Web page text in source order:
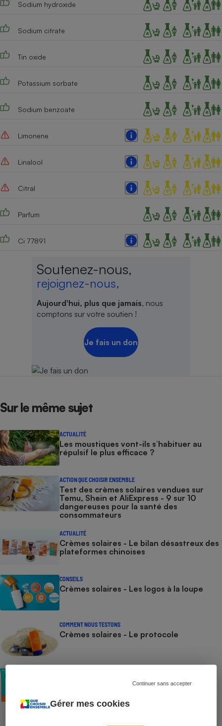
Gérer mes cookies
Continuer sans accepter
Sodium hydroxide
Sodium citrate
Tin oxide
Potassium sorbate
Sodium benzoate
Limonene
Linalool
Citral
Parfum
Ci 77891
Soutenez-nous,
rejoignez-nous,
Aujourd'hui, plus que jamais, nous
comptons sur votre soutien !
Je fais un don
Sur le même sujet
ACTUALITÉ
Les moustiques vont-ils s’habituer au
répulsif le plus efficace ?
ACTION QUE CHOISIR ENSEMBLE
Test des crèmes solaires vendues sur
Temu, Shein et AliExpress - 9 sur 10
dangereuses pour la santé des
consommateurs
ACTUALITÉ
Crèmes solaires - Le bilan désastreux des
plateformes chinoises
CONSEILS
Crèmes solaires - Les logos à la loupe
COMMENT NOUS TESTONS
Crèmes solaires - Le protocole
Crèmes solaires visage - Le protocole